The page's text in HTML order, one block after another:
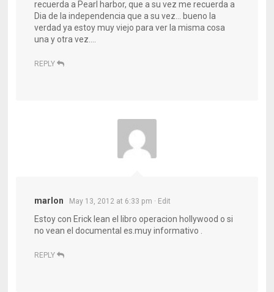
recuerda a Pearl harbor, que a su vez me recuerda a
Dia de la independencia que a su vez… bueno la
verdad ya estoy muy viejo para ver la misma cosa
una y otra vez….
REPLY
marlon May 13, 2012 at 6:33 pm · Edit
Estoy con Erick lean el libro operacion hollywood o si
no vean el documental es.muy informativo .
REPLY